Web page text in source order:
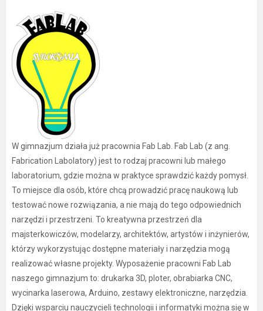
W gimnazjum działa już pracownia Fab Lab. Fab Lab (z ang.
Fabrication Labolatory) jest to rodzaj pracowni lub małego
laboratorium, gdzie można w praktyce sprawdzić każdy pomysł.
To miejsce dla osób, które chcą prowadzić pracę naukową lub
testować nowe rozwiązania, a nie mają do tego odpowiednich
narzędzi i przestrzeni. To kreatywna przestrzeń dla
majsterkowiczów, modelarzy, architektów, artystów i inżynierów,
którzy wykorzystując dostępne materiały i narzędzia mogą
realizować własne projekty. Wyposażenie pracowni Fab Lab
naszego gimnazjum to: drukarka 3D, ploter, obrabiarka CNC,
wycinarka laserowa, Arduino, zestawy elektroniczne, narzędzia.
Dzięki wsparciu nauczycieli technologii i informatyki można się w